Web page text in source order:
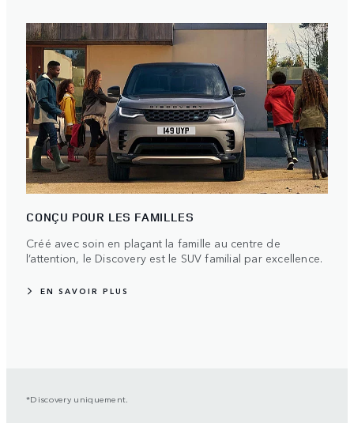
CONÇU POUR LES FAMILLES
Créé avec soin en plaçant la famille au centre de
l’attention, le Discovery est le SUV familial par excellence.
EN SAVOIR PLUS
*Discovery uniquement.